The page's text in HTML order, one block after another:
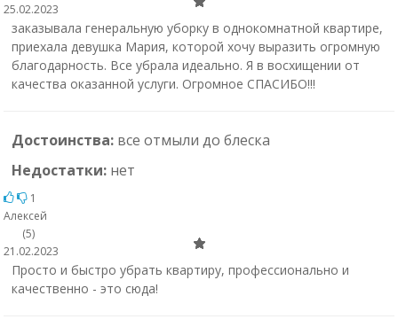
25.02.2023
заказывала генеральную уборку в однокомнатной квартире,
приехала девушка Мария, которой хочу выразить огромную
благодарность. Все убрала идеально. Я в восхищении от
качества оказанной услуги. Огромное СПАСИБО!!!
Достоинства: все отмыли до блеска
Недостатки: нет
1
Алексей
(5)
21.02.2023
Просто и быстро убрать квартиру, профессионально и
качественно - это сюда!